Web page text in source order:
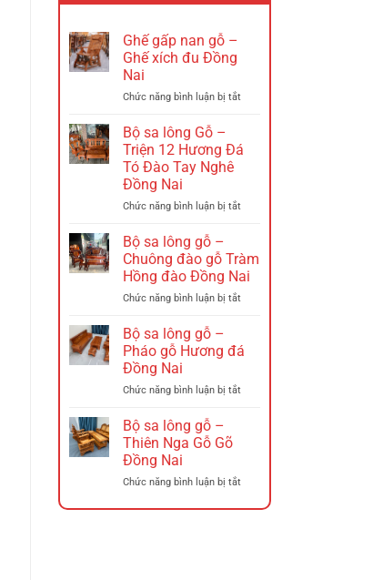
1.885.000 VND.
Ghế gấp nan gỗ –
Ghế xích đu Đồng
Nai
Chức năng bình luận bị tắtở
nan
gỗ
xích
Nai
Bộ sa lông Gỗ –
Triện 12 Hương Đá
Tó Đào Tay Nghê
Đồng Nai
Chức năng bình luận bị tắtở
lông
Gỗ
–
Triện
Đá
Tó
Tay
Bộ sa lông gỗ –
Chuông đào gỗ Tràm
Hồng đào Đồng Nai
Chức năng bình luận bị tắtở
lông
gỗ
Chuông
Đồng
Bộ sa lông gỗ –
Pháo gỗ Hương đá
Đồng Nai
Chức năng bình luận bị tắtở
Pháo
Hương
Bộ sa lông gỗ –
Thiên Nga Gỗ Gõ
Đồng Nai
Chức năng bình luận bị tắtở
sa